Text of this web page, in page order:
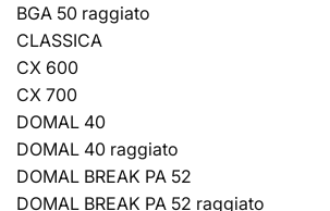
BGA 50 raggiato
CLASSICA
CX 600
CX 700
DOMAL 40
DOMAL 40 raggiato
DOMAL BREAK PA 52
DOMAL BREAK PA 52 raggiato